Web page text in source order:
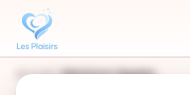
Accueil Mentions légales